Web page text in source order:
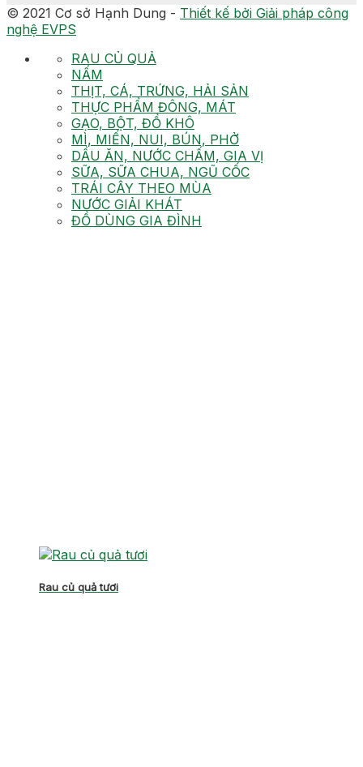
© 2021 Cơ sở Hạnh Dung - Thiết kế bởi Giải pháp công
nghệ EVPS
RAU CỦ QUẢ
NẤM
THỊT, CÁ, TRỨNG, HẢI SẢN
THỰC PHẨM ĐÔNG, MÁT
GẠO, BỘT, ĐỒ KHÔ
MÌ, MIẾN, NUI, BÚN, PHỞ
DẦU ĂN, NƯỚC CHẤM, GIA VỊ
SỮA, SỮA CHUA, NGŨ CỐC
TRÁI CÂY THEO MÙA
NƯỚC GIẢI KHÁT
ĐỒ DÙNG GIA ĐÌNH
Rau củ quả tươi